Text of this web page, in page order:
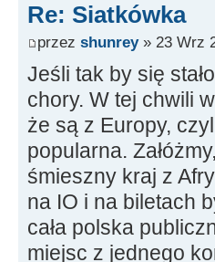
Re: Siatkówka
przez shunrey» 23 Wrz
Jeśli tak by się
chory. W tej chwili
że są z Europy,
popularna.
śmieszny kraj z
na IO i na biletach
cała polska
miejsc z jednego